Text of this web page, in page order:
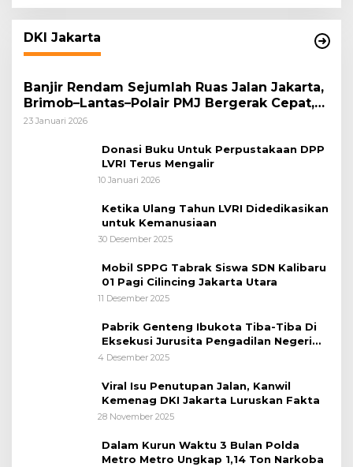
DKI Jakarta
Banjir Rendam Sejumlah Ruas Jalan Jakarta,
Brimob–Lantas–Polair PMJ Bergerak Cepat,
Polri Siagakan 128.247 Personel Secara
23 Januari 2026
Donasi Buku Untuk Perpustakaan DPP
LVRI Terus Mengalir
10 Januari 2026
Ketika Ulang Tahun LVRI Didedikasikan
untuk Kemanusiaan
30 Desember 2025
Mobil SPPG Tabrak Siswa SDN Kalibaru
01 Pagi Cilincing Jakarta Utara
11 Desember 2025
Pabrik Genteng Ibukota Tiba-Tiba Di
Eksekusi Jurusita Pengadilan Negeri
Tangerang, Diduga Cacat Hukum Sejak
4 Desember 2025
Viral Isu Penutupan Jalan, Kanwil
Kemenag DKI Jakarta Luruskan Fakta
28 November 2025
Dalam Kurun Waktu 3 Bulan Polda
Metro Metro Ungkap 1,14 Ton Narkoba